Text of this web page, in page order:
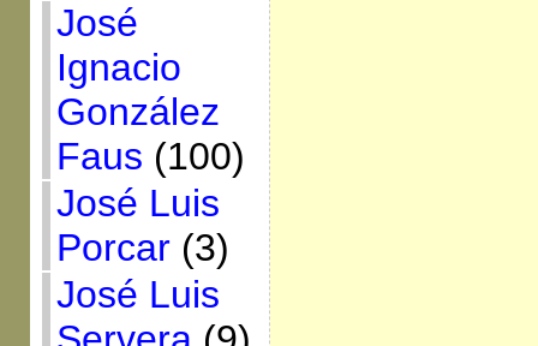
José
Ignacio
González
Faus (100)
José Luis
Porcar(3)
José Luis